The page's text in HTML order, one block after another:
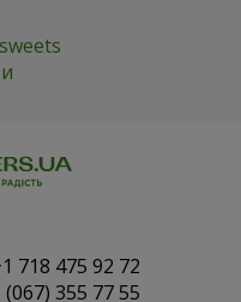
718 475 92 72
(067) 355 77 55